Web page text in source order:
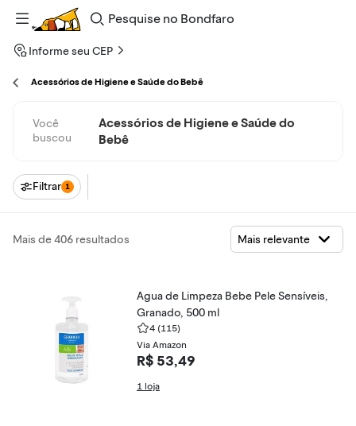
Pesquise
Bondfaro
Informe seu CEP
Acessórios de Higiene e Saúde do Bebê
Você
buscou
Acessórios de Higiene e Saúde do
Bebê
Filtrar 1
Mais de 406 resultados
Agua de Limpeza Bebe Pele Sensíveis,
Granado, 500 ml
4 (115)
Via Amazon
R$ 53,49
1 loja